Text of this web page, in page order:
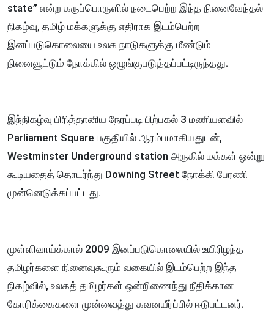
state” என்ற கருப்பொருளில் நடைபெற்ற இந்த நினைவேந்தல்
நிகழ்வு, தமிழ் மக்களுக்கு எதிராக இடம்பெற்ற
இனப்படுகொலையை உலக நாடுகளுக்கு மீண்டும்
நினைவூட்டும் நோக்கில் ஒழுங்குபடுத்தப்பட்டிருந்தது.
இந்நிகழ்வு பிரித்தானிய நேரப்படி பிற்பகல் 3 மணியளவில்
Parliament Square பகுதியில் ஆரம்பமாகியதுடன்,
Westminster Underground station அருகில் மக்கள் ஒன்று
கூடியதைத் தொடர்ந்து Downing Street நோக்கி பேரணி
முன்னெடுக்கப்பட்டது.
முள்ளிவாய்க்கால் 2009 இனப்படுகொலையில் உயிரிழந்த
தமிழர்களை நினைவுகூரும் வகையில் இடம்பெற்ற இந்த
நிகழ்வில், உலகத் தமிழர்கள் ஒன்றிணைந்து நீதிக்கான
கோரிக்கைகளை முன்வைத்து கவனயீர்ப்பில் ஈடுபட்டனர்.